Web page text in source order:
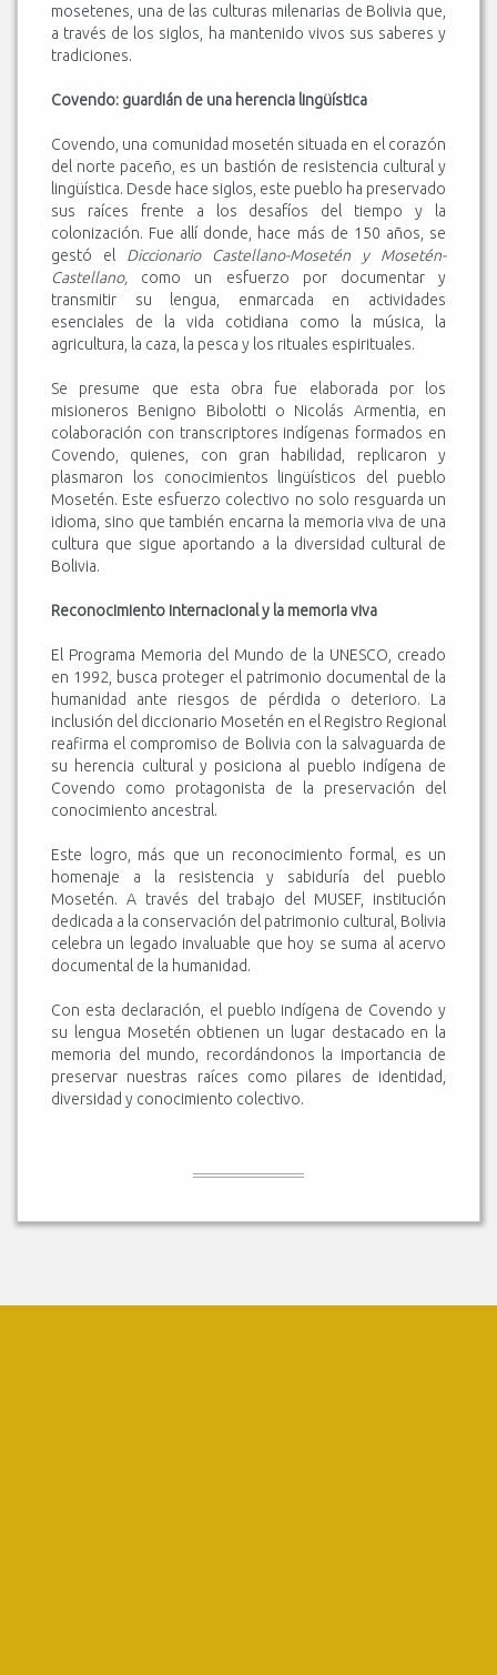
mosetenes, una de las culturas milenarias de Bolivia que,
a través de los siglos, ha mantenido vivos sus saberes y
tradiciones.
Covendo: guardián de una herencia lingüística
Covendo, una comunidad mosetén situada en el corazón
del norte paceño, es un bastión de resistencia cultural y
lingüística. Desde hace siglos, este pueblo ha preservado
sus raíces frente a los desafíos del tiempo y la
colonización. Fue allí donde, hace más de 150 años, se
gestó el Diccionario Castellano-Mosetén y Mosetén-
Castellano, como un esfuerzo por documentar y
transmitir su lengua, enmarcada en actividades
esenciales de la vida cotidiana como la música, la
agricultura, la caza, la pesca y los rituales espirituales.
Se presume que esta obra fue elaborada por los
misioneros Benigno Bibolotti o Nicolás Armentia, en
colaboración con transcriptores indígenas formados en
Covendo, quienes, con gran habilidad, replicaron y
plasmaron los conocimientos lingüísticos del pueblo
Mosetén. Este esfuerzo colectivo no solo resguarda un
idioma, sino que también encarna la memoria viva de una
cultura que sigue aportando a la diversidad cultural de
Bolivia.
Reconocimiento internacional y la memoria viva
El Programa Memoria del Mundo de la UNESCO, creado
en 1992, busca proteger el patrimonio documental de la
humanidad ante riesgos de pérdida o deterioro. La
inclusión del diccionario Mosetén en el Registro Regional
reafirma el compromiso de Bolivia con la salvaguarda de
su herencia cultural y posiciona al pueblo indígena de
Covendo como protagonista de la preservación del
conocimiento ancestral.
Este logro, más que un reconocimiento formal, es un
homenaje a la resistencia y sabiduría del pueblo
Mosetén. A través del trabajo del MUSEF, institución
dedicada a la conservación del patrimonio cultural, Bolivia
celebra un legado invaluable que hoy se suma al acervo
documental de la humanidad.
Con esta declaración, el pueblo indígena de Covendo y
su lengua Mosetén obtienen un lugar destacado en la
memoria del mundo, recordándonos la importancia de
preservar nuestras raíces como pilares de identidad,
diversidad y conocimiento colectivo.